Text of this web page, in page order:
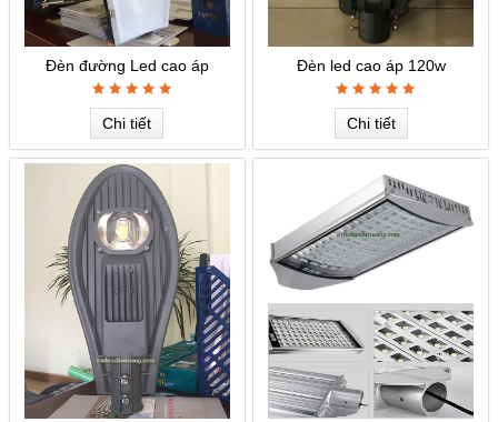
Đèn đường Led cao áp
Chi tiết
Đèn led cao áp 120w
Chi tiết